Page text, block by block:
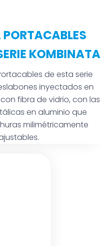
KOMBINATA
de esta serie
inyectados en
fibra de vidrio, con las
en aluminio que
milimétricamente